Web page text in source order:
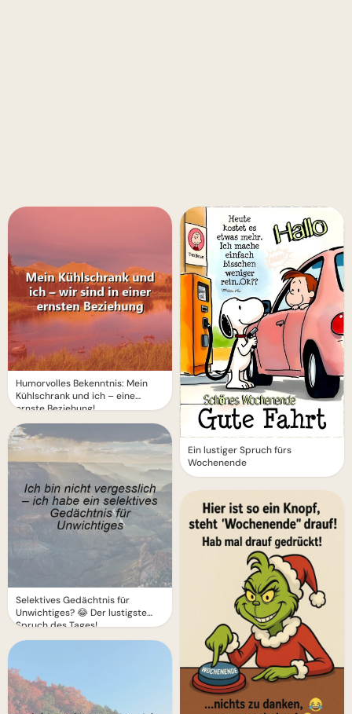
Humorvolles Bekenntnis: Mein
Kühlschrank und ich – eine
ernste Beziehung!
Selektives Gedächtnis für
Unwichtiges? 😂 Der lustigste
Spruch des Tages!
Ein lustiger Spruch fürs
Wochenende